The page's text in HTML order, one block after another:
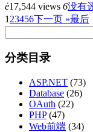
ė17,544 views 6没有
1 23456下一页 »最后
分类目录
ASP.NET (73)
Database (26)
OAuth (22)
PHP(47)
Web前端 (34)